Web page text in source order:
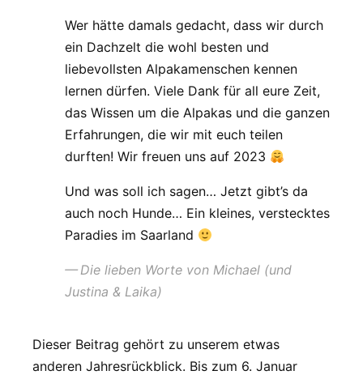
Wer hätte damals gedacht, dass wir durch
ein Dachzelt die wohl besten und
liebevollsten Alpakamenschen kennen
lernen dürfen. Viele Dank für all eure Zeit,
das Wissen um die Alpakas und die ganzen
Erfahrungen, die wir mit euch teilen
durften! Wir freuen uns auf 2023
Und was soll ich sagen… Jetzt gibt’s da
auch noch Hunde… Ein kleines, verstecktes
Paradies im Saarland
Die lieben Worte von Michael (und
Justina & Laika)
Dieser Beitrag gehört zu unserem etwas
anderen Jahresrückblick. Bis zum 6. Januar